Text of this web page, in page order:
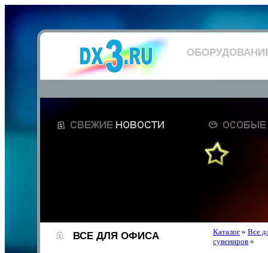
ВСЕ ДЛЯ ОФИСА Каталог » Все
сувениров »